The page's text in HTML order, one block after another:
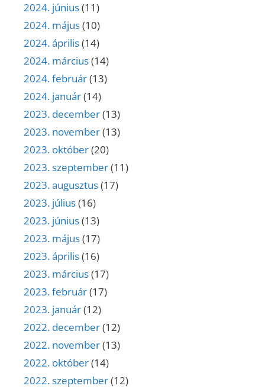
2024. június(11)
2024. május(10)
2024. április(14)
2024. március(14)
2024. február(13)
2024. január(14)
2023. december(13)
2023. november(13)
2023. október(20)
2023. szeptember(11)
2023. augusztus(17)
2023. július(16)
2023. június(13)
2023. május(17)
2023. április(16)
2023. március(17)
2023. február(17)
2023. január(12)
2022. december(12)
2022. november(13)
2022. október(14)
2022. szeptember(12)